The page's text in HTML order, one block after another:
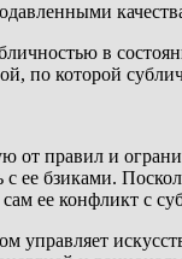
в
по которой
от правил и
ее бзиками.
ее конфликт с
управляет